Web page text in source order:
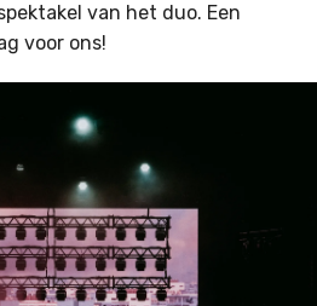
van het duo. Een
voor ons!